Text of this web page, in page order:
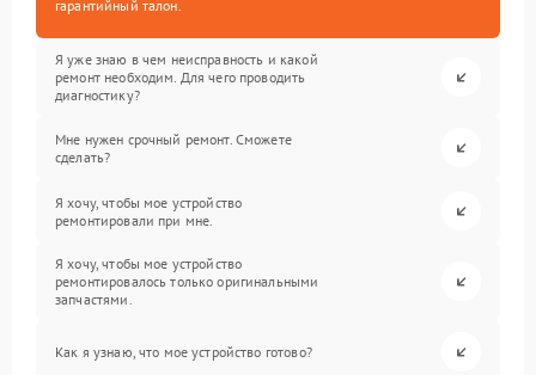
гарантийный талон.
Я уже знаю в чем неисправность и какой
ремонт необходим. Для чего проводить
диагностику?
Мне нужен срочный ремонт. Сможете
сделать?
Я хочу, чтобы мое устройство
ремонтировали при мне.
Я хочу, чтобы мое устройство
ремонтировалось только оригинальными
запчастями.
Как я узнаю, что мое устройство готово?